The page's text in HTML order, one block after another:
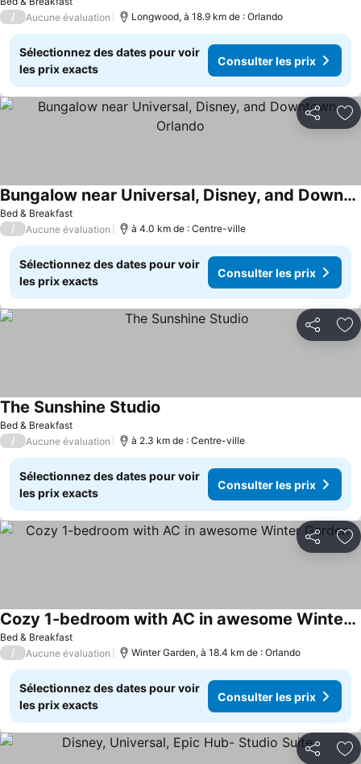
/
Aucune évaluation Longwood, à 18.9 km de : Orlando
Sélectionnez des dates pour voir
les prix exacts
Consulter les prix
Partager
Bed & Breakfast
Bungalow near Universal, Disney, and Downtown Orlando
/ Aucune évaluation à 4.0 km de : Centre-ville
Sélectionnez des dates pour voir
les prix exacts
Consulter les prix
Partager
Bed & Breakfast
The Sunshine Studio
/ Aucune évaluation à 2.3 km de : Centre-ville
Sélectionnez des dates pour voir
les prix exacts
Consulter les prix
Partager
Bed & Breakfast
Cozy 1-bedroom with AC in awesome Winter Garden
/ Aucune évaluation Winter Garden, à 18.4 km de : Orlando
Sélectionnez des dates pour voir
les prix exacts
Consulter les prix
Partager